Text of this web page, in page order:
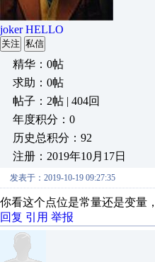
joker HELLO
关注 私信
精华：0帖
求助：0帖
帖子：2帖 | 404回
年度积分：0
历史总积分：92
注册：2019年10月17日
发表于：2019-10-19 09:27:35
你看这个点位是常量还是变量
回复 引用 举报